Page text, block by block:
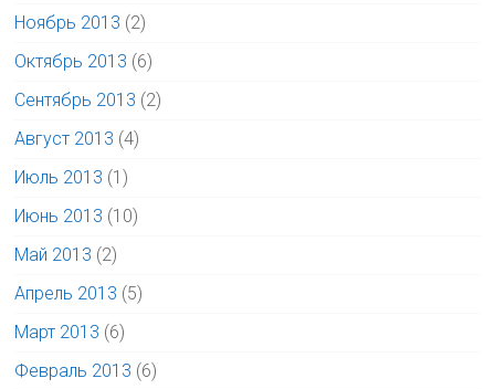
Ноябрь 2013 (2)
Октябрь 2013 (6)
Сентябрь 2013 (2)
Август 2013 (4)
Июль 2013 (1)
Июнь 2013 (10)
Май 2013 (2)
Апрель 2013 (5)
Март 2013 (6)
Февраль 2013 (6)